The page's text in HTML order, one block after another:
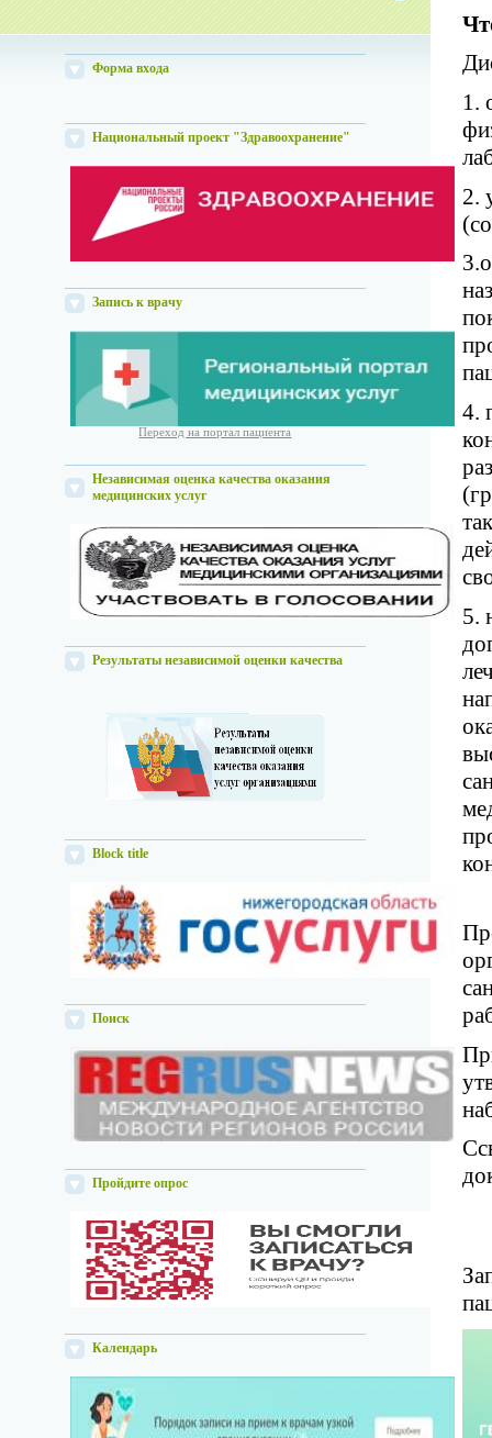
Форма входа
Национальный проект "Здравоохранение"
Запись к врачу
Переход на портал пациента
Независимая оценка качества оказания
медицинских услуг
Результаты независимой оценки качества
Block title
Поиск
Пройдите опрос
Календарь
1.
2.
4.
5.